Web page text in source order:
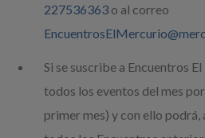
227536363 o al correo
Si se suscribe a Encuentros
todos los eventos del mes
primer mes) y con ello podrá,